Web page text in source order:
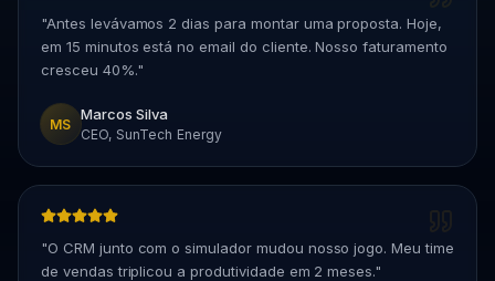
"Antes levávamos 2 dias para montar uma proposta. Hoje,
em 15 minutos está no email do cliente. Nosso faturamento
cresceu 40%."
MS
Marcos Silva
CEO, SunTech Energy
"O CRM junto com o simulador mudou nosso jogo. Meu time
de vendas triplicou a produtividade em 2 meses."